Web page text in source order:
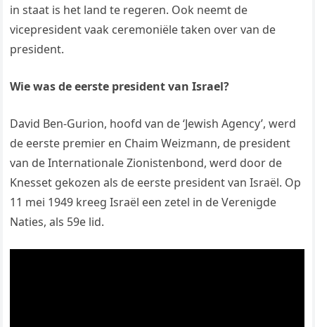
in staat is het land te regeren. Ook neemt de
vicepresident vaak ceremoniële taken over van de
president.
Wie was de eerste president van Israel?
David Ben-Gurion, hoofd van de ‘Jewish Agency’, werd
de eerste premier en Chaim Weizmann, de president
van de Internationale Zionistenbond, werd door de
Knesset gekozen als de eerste president van Israël. Op
11 mei 1949 kreeg Israël een zetel in de Verenigde
Naties, als 59e lid.